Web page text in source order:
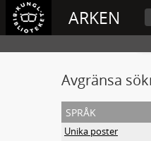
ARKEN
Avgränsa
språk
Unika poster